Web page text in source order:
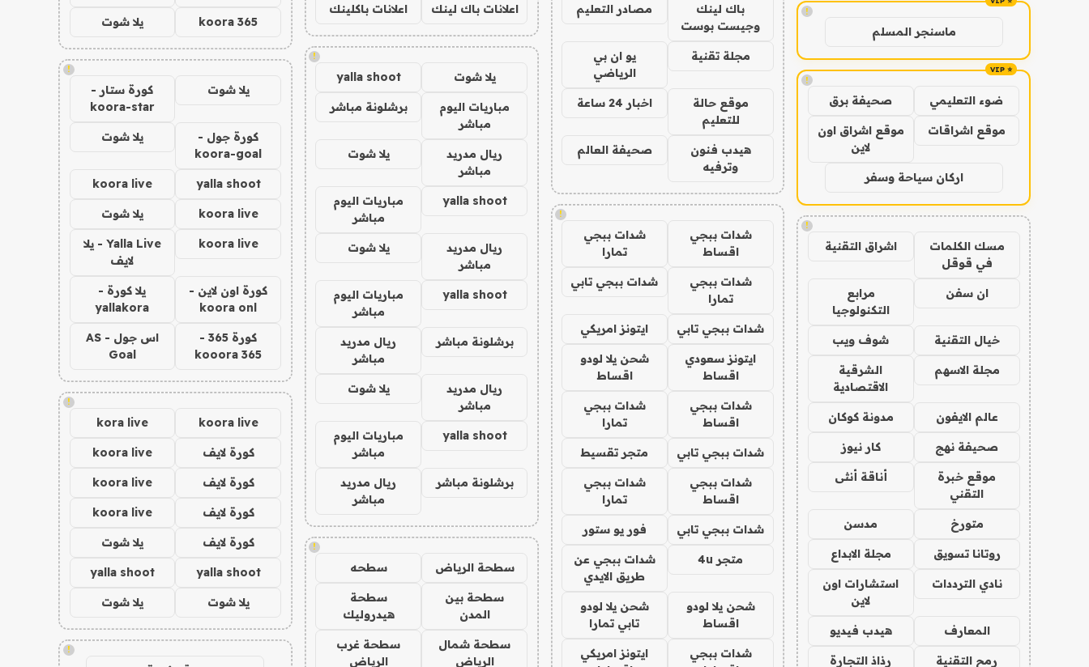
!
ماسنجر المسلم
!
ضوء التعليمي صحيفة برق
موقع اشراقات
موقع اشراق اون
لاين
اركان سياحة وسفر
!
مسك الكلمات
في قوقل
اشراق التقنية
ان سفن
مرابع
التكنولوجيا
خيال التقنية شوف ويب
مجلة الاسهم
الشرقية
الاقتصادية
عالم الايفون مدونة كوكان
صحيفة نهج كار نيوز
موقع خبرة
التقني
أناقة أنثى
متورخ مدسن
روتانا تسويق مجلة الابداع
نادي الترددات
استشارات اون
لاين
المعارف هيدب فيديو
رمح التقنية رذاذ التجارة
باك لينك
وجيست بوست
مصادر التعليم
مجلة تقنية
يو ان بي
الرياضي
موقع حالة
للتعليم
اخبار 24 ساعة
هيدب فنون
وترفيه
صحيفة العالم
!
شدات ببجي
اقساط
شدات ببجي
تمارا
شدات ببجي
تمارا
شدات ببجي تابي
شدات ببجي تابي ايتونز امريكي
ايتونز سعودي
اقساط
شحن يلا لودو
اقساط
شدات ببجي
اقساط
شدات ببجي
تمارا
شدات ببجي تابي متجر تقسيط
شدات ببجي
اقساط
شدات ببجي
تمارا
شدات ببجي تابي فور يو ستور
متجر 4u
شدات ببجي عن
طريق الايدي
شحن يلا لودو
اقساط
شحن يلا لودو
تابي تمارا
شدات ببجي
ايتونز امريكي
اعلانات باك لينك اعلانات باكلينك
!
يلا شوت yalla shoot
مباريات اليوم
مباشر
برشلونة مباشر
ريال مدريد
مباشر
يلا شوت
yalla shoot
مباريات اليوم
مباشر
ريال مدريد
مباشر
يلا شوت
yalla shoot
مباريات اليوم
مباشر
برشلونة مباشر
ريال مدريد
مباشر
ريال مدريد
مباشر
يلا شوت
yalla shoot
مباريات اليوم
مباشر
برشلونة مباشر
ريال مدريد
مباشر
!
سطحة الرياض سطحه
سطحة بين
المدن
سطحة
هيدروليك
سطحة شمال
الرياض
سطحة غرب
الرياض
koora 365 يلا شوت
!
يلا شوت
كورة ستار -
koora-star
كورة جول -
koora-goal
يلا شوت
yalla shoot
koora live
koora live يلا شوت
koora live
Yalla Live - يلا
لايف
كورة اون لاين -
koora onl
يلا كورة -
yallakora
كورة 365 -
kooora 365
اس جول - AS
Goal
!
koora live
kora live
كورة لايف koora live
كورة لايف koora live
كورة لايف koora live
كورة لايف يلا شوت
yalla shoot
yalla shoot
يلا شوت يلا شوت
!